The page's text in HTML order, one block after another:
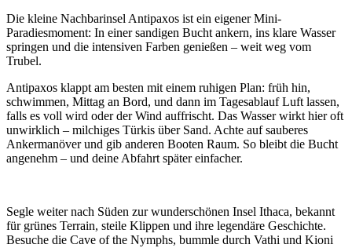
Die kleine Nachbarinsel Antipaxos ist ein eigener Mini-
Paradiesmoment: In einer sandigen Bucht ankern, ins klare Wasser
springen und die intensiven Farben genießen – weit weg vom
Trubel.
Antipaxos klappt am besten mit einem ruhigen Plan: früh hin,
schwimmen, Mittag an Bord, und dann im Tagesablauf Luft lassen,
falls es voll wird oder der Wind auffrischt. Das Wasser wirkt hier oft
unwirklich – milchiges Türkis über Sand. Achte auf sauberes
Ankermanöver und gib anderen Booten Raum. So bleibt die Bucht
angenehm – und deine Abfahrt später einfacher.
Segle weiter nach Süden zur wunderschönen Insel Ithaca, bekannt
für grünes Terrain, steile Klippen und ihre legendäre Geschichte.
Besuche die Cave of the Nymphs, bummle durch Vathi und Kioni